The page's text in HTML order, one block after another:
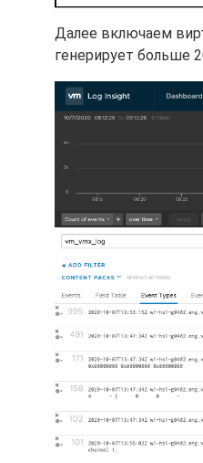
Далее включаем
генерирует больше